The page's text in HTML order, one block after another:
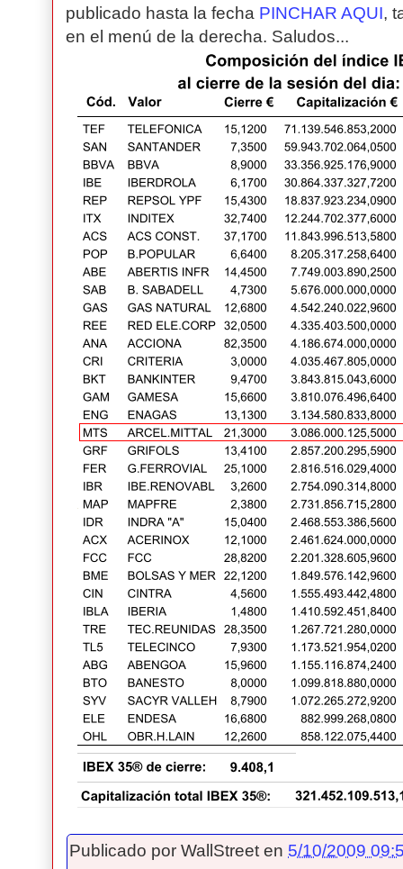
publicado hasta la fecha PINCHAR AQUI,
en el menú de la derecha. Saludos...
Publicado porWallStreet en 5/10/2009